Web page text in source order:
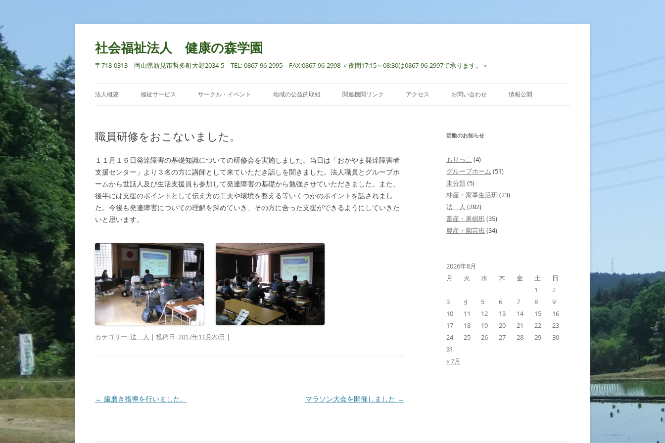
社会福祉法人 健康の森学園
〒718-0313 岡山県新見市哲多町大野2034-5 TEL: 0867-96-2995 FAX:0867-96-2998 ＜夜間17:15～08:30は0867-96-2997で承ります。＞
法人概要 福祉サービス サークル・イベント 地域の公益的取組 関連機関リンク アクセス お問い合わせ 情報公開
職員研修をおこないました。
１１月１６日発達障害の基礎知識についての研修会を実施しました。当日は「おかやま発達障害者
支援センター」より３名の方に講師として来ていただき話しを聞きました。法人職員とグループホ
ームから世話人及び生活支援員も参加して発達障害の基礎から勉強させていただきました。また、
後半には支援のポイントとして伝え方の工夫や環境を整える等いくつかのポイントを話されまし
た。今後も発達障害についての理解を深めていき、その方に合った支援ができるようにしていきた
いと思います。
カテゴリー:法 人 | 投稿日:2017年11月20日 |
投
← 歯磨き指導を行いました。 マラソン大会を開催しました →
活動のお知らせ
もりっこ (4)
グループホーム (51)
未分類(5)
林産・家事生活班(23)
法 人 (282)
畜産・果樹班(35)
農産・園芸班(34)
2026年8月
月
火 水 木 金 土
日
1
2
3
4 5 6 7 8
9
10
11 12 13 14 15
16
17
18 19 20 21 22
23
24
25 26 27 28 29
30
31
« 7月